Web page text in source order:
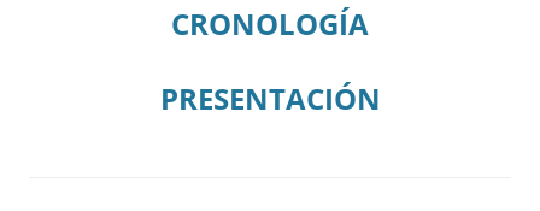
CRONOLOGÍA
PRESENTACIÓN